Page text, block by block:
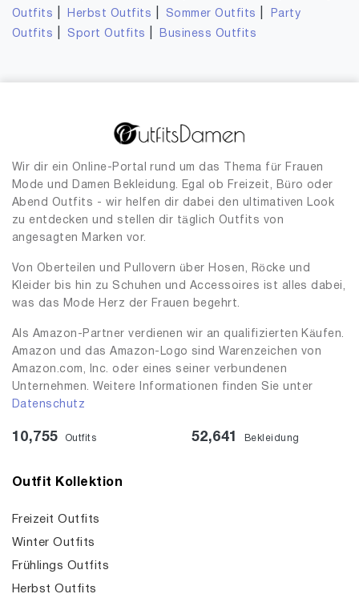
Outfits
Herbst Outfits Sommer Outfits
Party
Outfits
Sport Outfits Business Outfits
Wir dir ein Online-Portal rund um das Thema für Frauen
Mode und Damen Bekleidung. Egal ob Freizeit, Büro oder
Abend Outfits - wir helfen dir dabei den ultimativen Look
zu entdecken und stellen dir täglich Outfits von
angesagten Marken vor.
Von Oberteilen und Pullovern über Hosen, Röcke und
Kleider bis hin zu Schuhen und Accessoires ist alles dabei,
was das Mode Herz der Frauen begehrt.
Als Amazon-Partner verdienen wir an qualifizierten Käufen.
Amazon und das Amazon-Logo sind Warenzeichen von
Amazon.com, Inc. oder eines seiner verbundenen
Unternehmen. Weitere Informationen finden Sie unter
Datenschutz
10,755 Outfits 52,641 Bekleidung
Outfit Kollektion
Freizeit Outfits
Winter Outfits
Frühlings Outfits
Herbst Outfits